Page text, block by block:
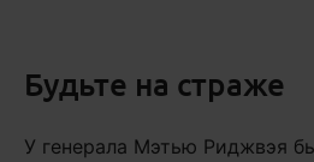
Будьте на страже
У генерала Мэтью Риджвэя